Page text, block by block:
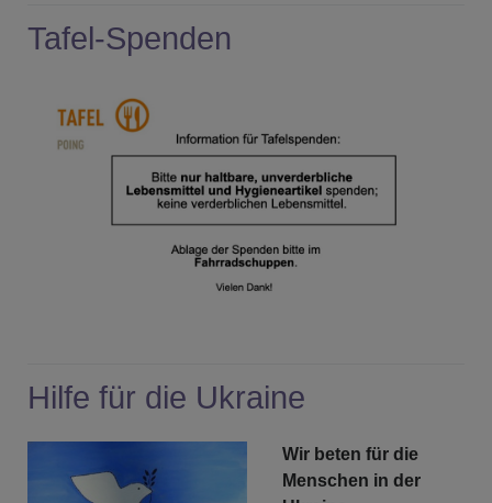
Tafel-Spenden
Hilfe für die Ukraine
Wir beten für die
Menschen in der